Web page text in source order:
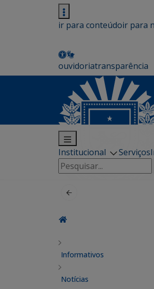
ir para conteúdoir para
ouvidoriatransparência
Institucional Serviços
Pesquisar
por:
Informativos
Notícias